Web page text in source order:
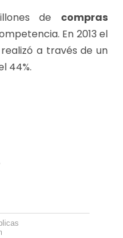
de compras
En 2013 el
realizó a través de un
44%.